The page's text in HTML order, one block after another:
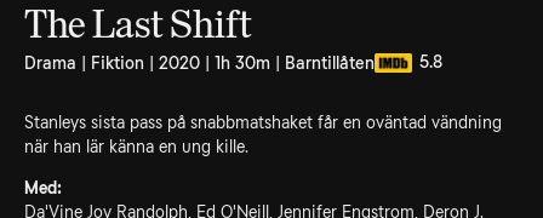
The Last Shift
Drama | Fiktion | 2020 | 1h 30m | Barntillåten 5.8
Stanleys sista pass på snabbmatshaket får en oväntad vändning
när han lär känna en ung kille.
Med:
Da'Vine Joy Randolph, Ed O'Neill, Jennifer Engstrom, Deron J.